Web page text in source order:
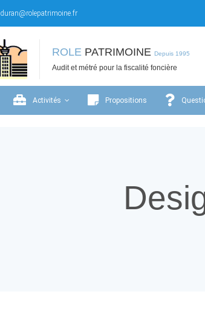
duran@rolepatrimoine.fr
ROLE PATRIMOINE Depuis 1995
Audit et métré pour la fiscalité foncière
Activités Propositions